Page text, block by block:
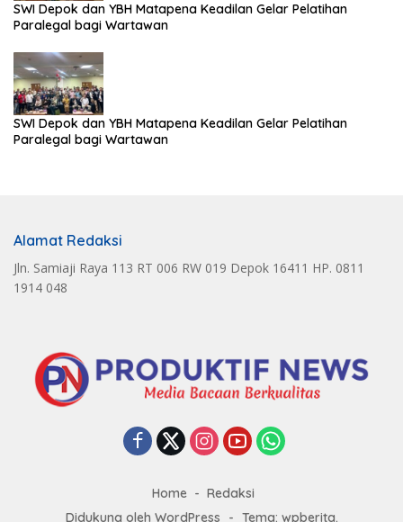
SWI Depok dan YBH Matapena Keadilan Gelar Pelatihan
Paralegal bagi Wartawan
SWI Depok dan YBH Matapena Keadilan Gelar Pelatihan
Paralegal bagi Wartawan
Alamat Redaksi
Jln. Samiaji Raya 113 RT 006 RW 019 Depok 16411 HP. 0811
1914 048
Home
Redaksi
Didukung oleh WordPress
- Tema: wpberita.